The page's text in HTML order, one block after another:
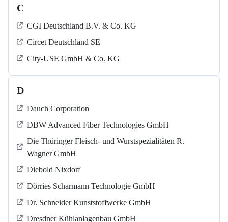
C
CGI Deutschland B.V. & Co. KG
Circet Deutschland SE
City-USE GmbH & Co. KG
D
Dauch Corporation
DBW Advanced Fiber Technologies GmbH
Die Thüringer Fleisch- und Wurstspezialitäten R.
Wagner GmbH
Diebold Nixdorf
Dörries Scharmann Technologie GmbH
Dr. Schneider Kunststoffwerke GmbH
Dresdner Kühlanlagenbau GmbH